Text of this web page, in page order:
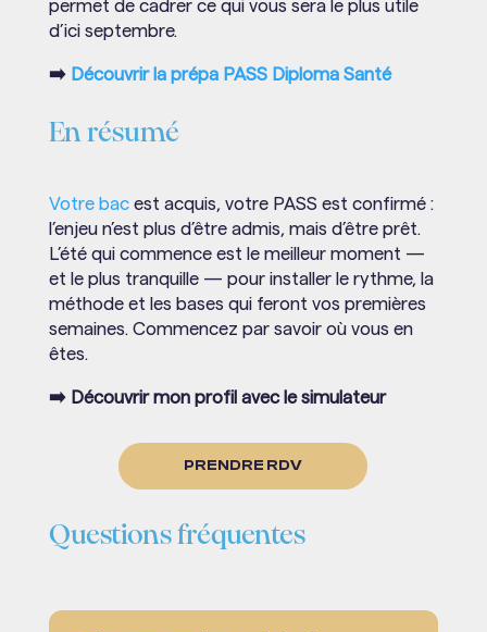
permet de cadrer ce qui vous sera le plus utile
d’ici septembre.
➡️ Découvrir la prépa PASS Diploma Santé
En résumé
Votre bacest acquis, votre PASS est confirmé :
l’enjeu n’est plus d’être admis, mais d’être prêt.
L’été qui commence est le meilleur moment —
et le plus tranquille — pour installer le rythme, la
méthode et les bases qui feront vos premières
semaines. Commencez par savoir où vous en
êtes.
➡️ Découvrir mon profil avec le simulateur
PRENDRE RDV
Questions fréquentes